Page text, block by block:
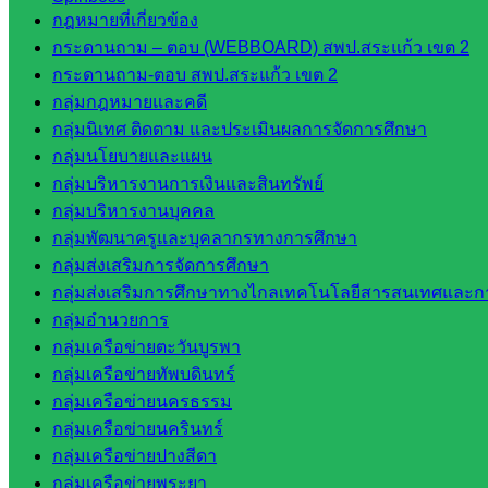
กฎหมายที่เกี่ยวข้อง
กระดานถาม – ตอบ (WEBBOARD) สพป.สระแก้ว เขต 2
กระดานถาม-ตอบ สพป.สระแก้ว เขต 2
กลุ่มกฎหมายและคดี
กลุ่มนิเทศ ติดตาม และประเมินผลการจัดการศึกษา
กลุ่มนโยบายและแผน
กลุ่มบริหารงานการเงินและสินทรัพย์
กลุ่มบริหารงานบุคคล
กลุ่มพัฒนาครูและบุคลากรทางการศึกษา
กลุ่มส่งเสริมการจัดการศึกษา
กลุ่มส่งเสริมการศึกษาทางไกลเทคโนโลยีสารสนเทศและ
กลุ่มอำนวยการ
กลุ่มเครือข่ายตะวันบูรพา
กลุ่มเครือข่ายทัพบดินทร์
กลุ่มเครือข่ายนครธรรม
กลุ่มเครือข่ายนครินทร์
กลุ่มเครือข่ายปางสีดา
กลุ่มเครือข่ายพระยา
กลุ่มพัฒนาครูและบุคลากรฯ
กลุ่มนิเทศติดตามและประเมินผลฯ
เว็บไซต์หลักสูตรต้านทุจริต
ห้องนิเทศ ศน.นิพนธ์ พรมพิไล
ห้องนิเทศ ศน.ชยาธิศ/ศน.อัญชลี
ห้องนิเทศ ดร.สราวดี เพ็งศรีโคตร
เว็บไซต์คณะกรรมการ ก.ต.ป.น.
เว็บไซต์ อ.ค.ก.ศ.เขตพื้นที่การศึกษา
ดาวน์โหลดเอกสาร
กลุ่มอำนวยการ
กลุ่มบริหารงานงานเงินและสินทรัพย์
กลุ่มนโยบายและแผน
กลุ่มส่งเสริมการจัดการศึกษา
กลุ่มบริหารงานบุคคล
กลุ่มพัฒนาครูและบุคลากรฯ